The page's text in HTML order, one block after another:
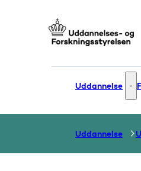
Uddannelse
Uddannelse